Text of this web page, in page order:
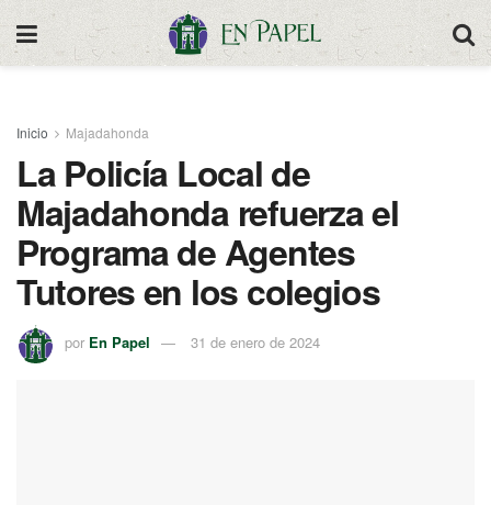
Inicio Majadahonda
La Policía Local de
Majadahonda refuerza el
Programa de Agentes
Tutores en los colegios
por En Papel 31 de enero de 2024